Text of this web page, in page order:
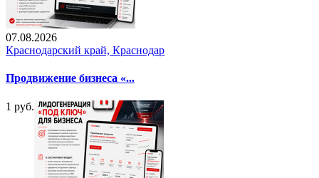
07.08.2026
Краснодарский край, Краснодар
Продвижение бизнеса «...
1 руб.